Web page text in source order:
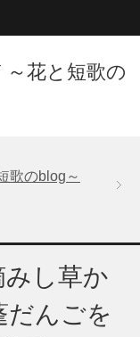
～花と短歌の
歌のblog～
みし草か
だんごを